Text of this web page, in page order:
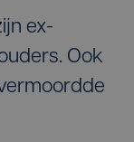
ex-
Ook